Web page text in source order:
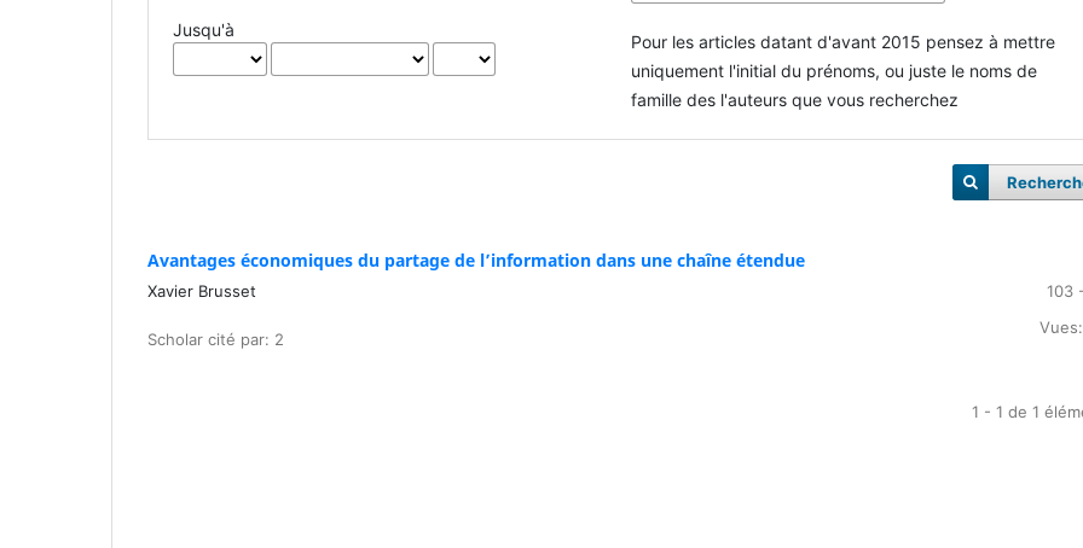
Jusqu'à
Pour les articles datant d'avant 2015 pensez à mettre
uniquement l'initial du prénoms, ou juste le noms de
famille des l'auteurs que vous recherchez
Avantages économiques du partage de l’information dans une chaîne étendue
Xavier Brusset 103
Scholar cité par: 2
1 - 1 de 1